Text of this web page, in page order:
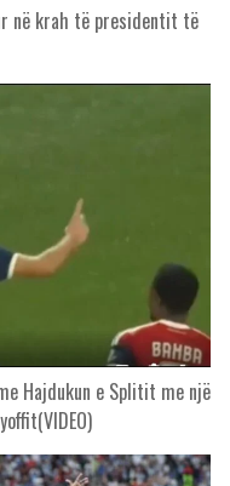
në krah të presidentit të
Hajdukun e Splitit me një